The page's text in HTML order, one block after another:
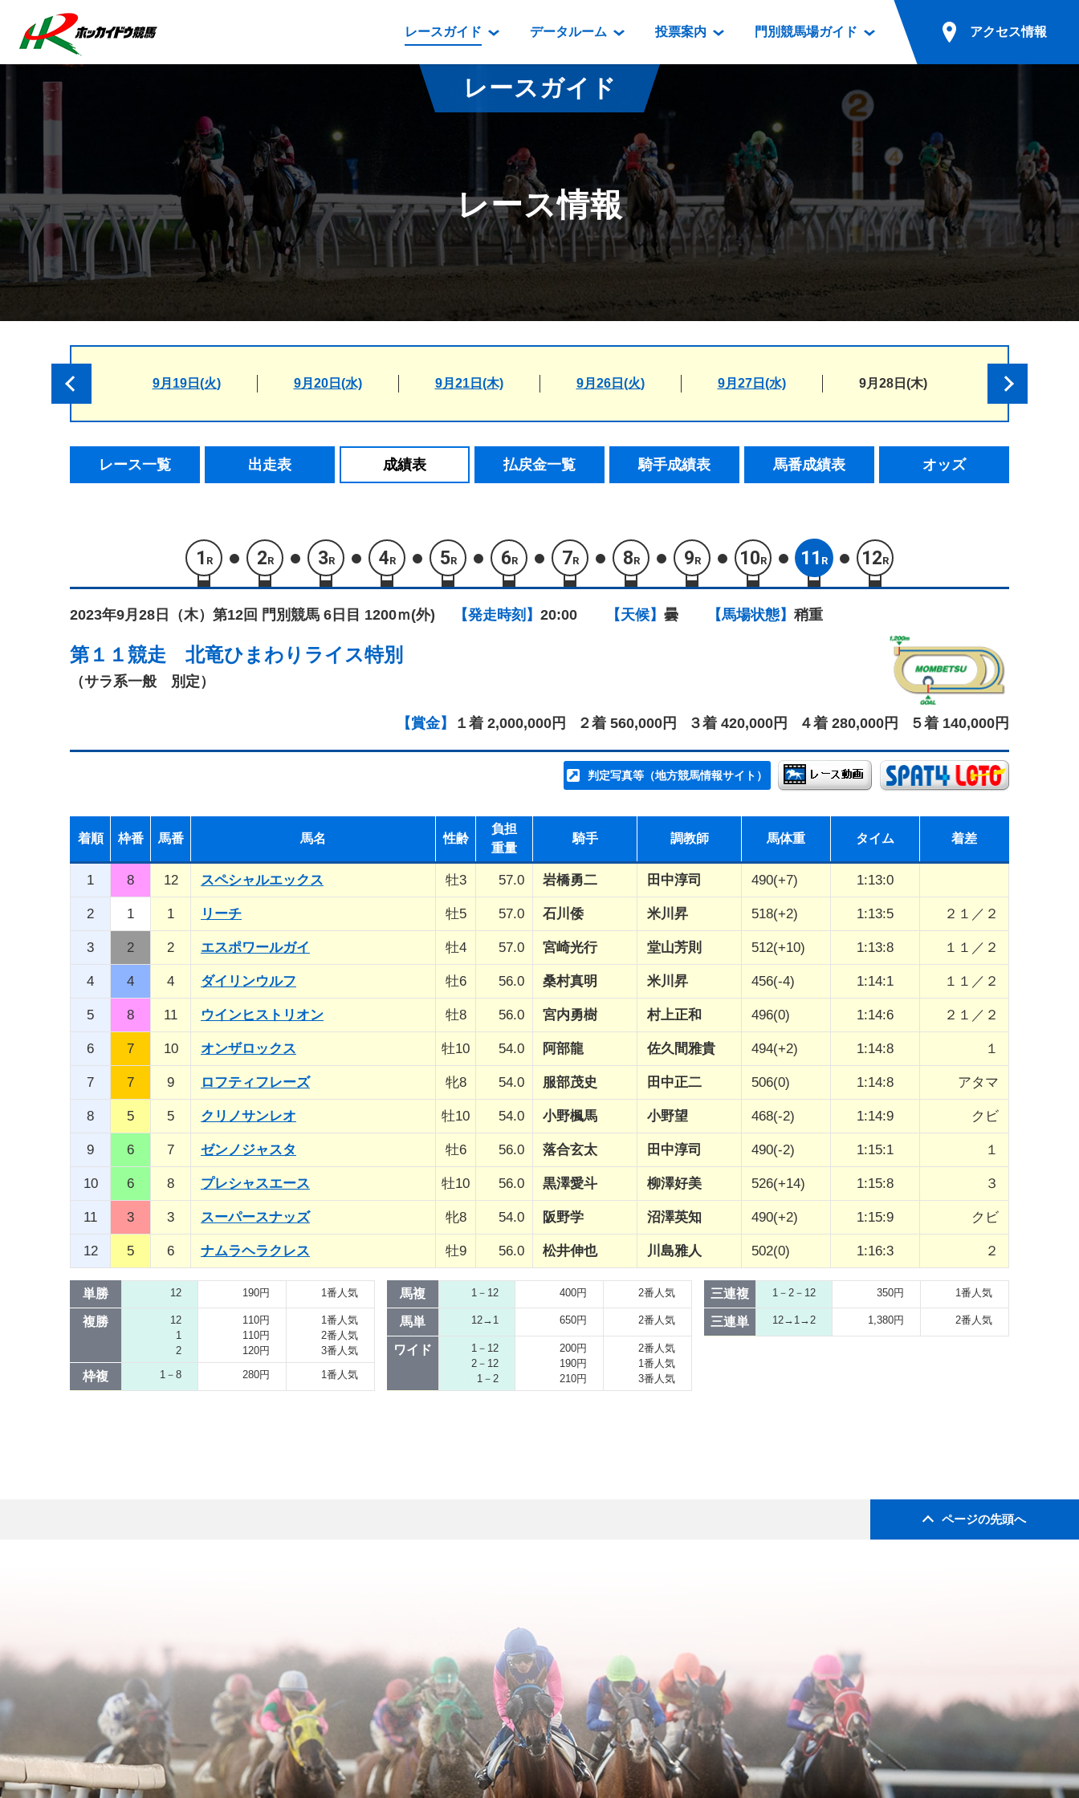
レースガイド
レース情報
払戻金一覧
騎手成績表
馬番成績表
オッズ
番組・級別表ダウンロード
開催カレンダー
重賞競走体系図
スタリオンシリーズ競走
道内の発売情報(PDF)
データルーム
データルーム
騎手・調教師紹介
坂路調教映像
遠征馬情報
番組編成要領
映像コンテンツ
重賞競走VTR
重賞競走参考VTR
レースダイジェスト
新馬ダイジェスト
投票案内
電話・インターネット投票
場外発売所
実況・テレホンサービス
発売・払戻
門別競馬場ガイド
門別競馬場情報
門別競馬場グルメ
とねっこジンギスカン
いずみ食堂
ルンビニフードカフェ
勝馬屋
アクセス情報
無料送迎バスでのご来場
公共の交通機関でのご来場
レースガイド
レース情報
9月19日(火) 9月20日(水) 9月21日(木) 9月26日(火) 9月27日(水) 9月28日(木)
レース一覧 出走表 成績表 払戻金一覧 騎手成績表 馬番成績表 オッズ
1 R 2R 3R 4R 5R 6R 7R 8R 9R 10R 11 R 12R
2023年9月28日（木） 第12回 門別競馬 6日目 1200ｍ(外) 【発走時刻】 20:00 【天候】 曇 【馬場状態】 稍重
第１１競走 北竜ひまわりライス特別
（サラ系一般 別定）
【賞金】 １着 2,000,000円 ２着 560,000円 ３着 420,000円 ４着 280,000円 ５着 140,000円
判定写真等（地方競馬情報サイト）
着順 枠番 馬番 馬名 性齢
負担
重量
騎手 調教師 馬体重 タイム 着差
1 8 12 スペシャルエックス 牡3 57.0 岩橋勇二 田中淳司 490(+7) 1:13:0
2 1 1 リーチ 牡5 57.0 石川倭 米川昇 518(+2) 1:13:5 ２１／２
3 2 2 エスポワールガイ 牡4 57.0 宮崎光行 堂山芳則 512(+10) 1:13:8 １１／２
4 4 4 ダイリンウルフ 牡6 56.0 桑村真明 米川昇 456(-4) 1:14:1 １１／２
5 8 11 ウインヒストリオン 牡8 56.0 宮内勇樹 村上正和 496(0) 1:14:6 ２１／２
6 7 10 オンザロックス 牡10 54.0 阿部龍 佐久間雅貴 494(+2) 1:14:8 １
7 7 9 ロフティフレーズ 牝8 54.0 服部茂史 田中正二 506(0) 1:14:8 アタマ
8 5 5 クリノサンレオ 牡10 54.0 小野楓馬 小野望 468(-2) 1:14:9 クビ
9 6 7 ゼンノジャスタ 牡6 56.0 落合玄太 田中淳司 490(-2) 1:15:1 １
10 6 8 プレシャスエース 牡10 56.0 黒澤愛斗 柳澤好美 526(+14) 1:15:8 ３
11 3 3 スーパースナッズ 牝8 54.0 阪野学 沼澤英知 490(+2) 1:15:9 クビ
12 5 6 ナムラヘラクレス 牡9 56.0 松井伸也 川島雅人 502(0) 1:16:3 ２
単勝 12 190円 1番人気
複勝
12
1
2
110円
110円
120円
1番人気
2番人気
3番人気
枠複 1－8 280円 1番人気
馬複 1－12 400円 2番人気
馬単 12→1 650円 2番人気
ワイド
1－12
2－12
1－2
200円
190円
210円
2番人気
1番人気
3番人気
三連複 1－2－12 350円 1番人気
三連単 12→1→2 1,380円 2番人気
ページの先頭へ